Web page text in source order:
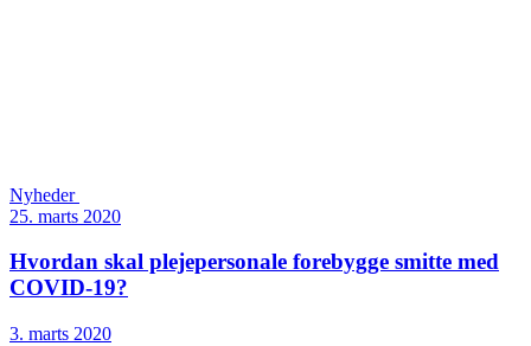
Nyheder
25. marts 2020
Hvordan skal plejepersonale forebygge smitte med
COVID-19?
3. marts 2020